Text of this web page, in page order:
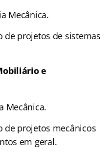
Mecânica.
de projetos de sistemas
e
Mecânica.
de projetos mecânicos
em geral.